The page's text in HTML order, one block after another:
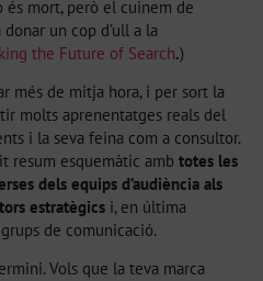
és mort, però el cuinem de
un cop d’ull a la
the Future of Search.)
més de mitja hora, i per sort la
molts aprenentatges reals del
i la seva feina com a consultor.
resum esquemàtic amb totes les
dels equips d’audiència als
estratègics i, en última
de comunicació.
Vols que la teva marca